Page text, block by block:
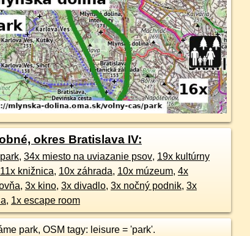
okres Bratislava IV:
, 34x miesto na uviazanie psov, 19x kultúrny
11x knižnica, 10x záhrada, 10x múzeum, 4x
, 3x kino, 3x divadlo, 3x nočný podnik, 3x
, 1x escape room
park, OSM tagy: leisure = 'park'.